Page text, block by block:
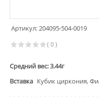
Артикул: 204095-504-0019
( 0 )
Средний вес: 3.44г
Вставка Кубик циркония,